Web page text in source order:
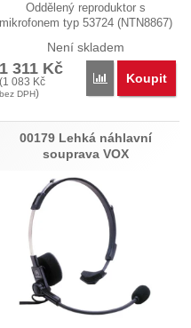
Oddělený reproduktor s
mikrofonem typ 53724 (NTN8867)
Není skladem
1 311 Kč
(1 083 Kč
bez DPH)
Porovnat
Koupit
00179 Lehká náhlavní
souprava VOX